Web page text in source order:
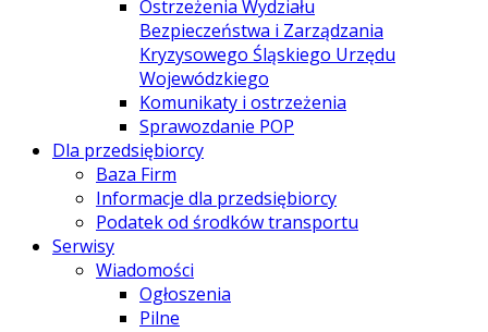
Ostrzeżenia Wydziału
Bezpieczeństwa i Zarządzania
Kryzysowego Śląskiego Urzędu
Wojewódzkiego
Komunikaty i ostrzeżenia
Sprawozdanie POP
Dla przedsiębiorcy
Baza Firm
Informacje dla przedsiębiorcy
Podatek od środków transportu
Serwisy
Wiadomości
Ogłoszenia
Pilne